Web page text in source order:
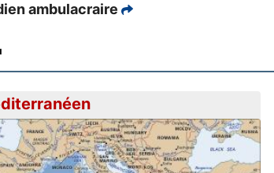
ambulacraire